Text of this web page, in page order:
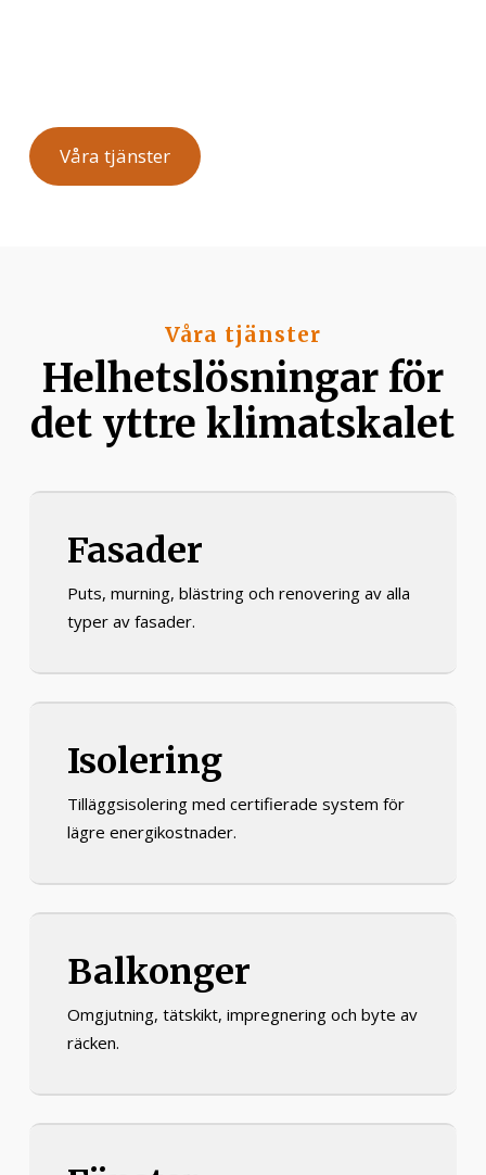
Våra tjänster
Våra tjänster
Helhetslösningar för
det yttre klimatskalet
Fasader
Puts, murning, blästring och renovering av alla
typer av fasader.
Isolering
Tilläggsisolering med certifierade system för
lägre energikostnader.
Balkonger
Omgjutning, tätskikt, impregnering och byte av
räcken.